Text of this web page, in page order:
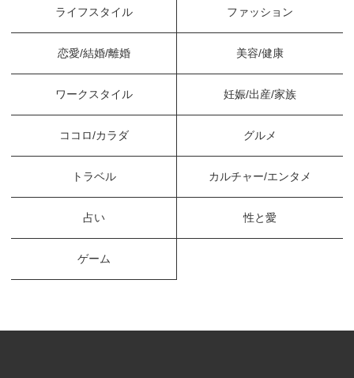
ライフスタイル ファッション
恋愛/結婚/離婚 美容/健康
ワークスタイル 妊娠/出産/家族
ココロ/カラダ グルメ
トラベル カルチャー/エンタメ
占い 性と愛
ゲーム